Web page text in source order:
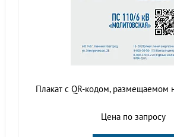
Плакат с QR-кодом, размещаемом
Цена по запросу